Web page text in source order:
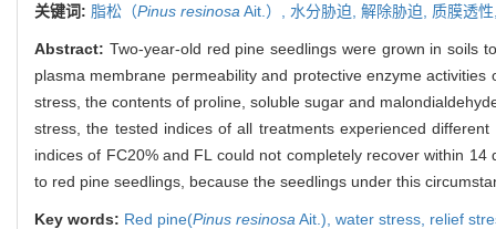
关键词: 脂松（Pinus resinosa Ait.）, 水分胁迫, 解除胁迫, 质膜透
Abstract: Two-year-old red pine seedlings were grown in soils
plasma membrane permeability and protective enzyme
stress, the contents of proline, soluble sugar and
stress, the tested indices of all treatments experienced
indices of FC20% and FL could not completely recover within
to red pine seedlings, because the seedlings under this
Key words: Red pine(Pinus resinosa Ait.), water stress, relief